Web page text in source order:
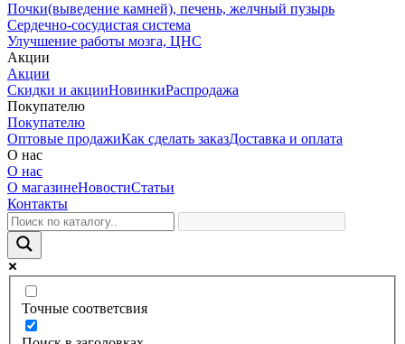
Почки(выведение камней), печень, желчный пузырь
Сердечно-сосудистая система
Улучшение работы мозга, ЦНС
Акции
Акции
Скидки и акцииНовинкиРаспродажа
Покупателю
Покупателю
Оптовые продажиКак сделать заказДоставка и оплата
О нас
О нас
О магазинеНовостиСтатьи
Контакты
Точные соответсвия